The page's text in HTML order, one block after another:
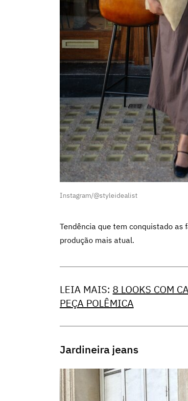
Instagram/@styleidealist
Tendência que tem conquistado
produção mais atual.
LEIA MAIS: 8 LOOKS COM
PEÇA POLÊMICA
Jardineira jeans